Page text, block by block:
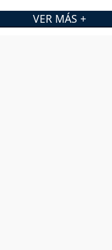
VER MÁS +